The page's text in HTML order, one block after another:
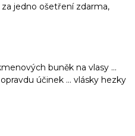
jedno ošetření zdarma,
buněk na vlasy ...
účinek ... vlásky hezky